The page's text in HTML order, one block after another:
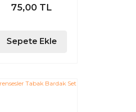
75,00 TL
Sepete Ekle